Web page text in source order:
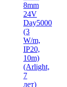
8mm
24V
Day5000
(3
W/m,
IP20,
10m)
(Arlight,
7
лет)